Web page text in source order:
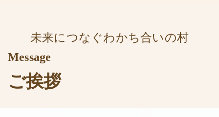
未来につなぐわかち合いの村
Message
ご挨拶